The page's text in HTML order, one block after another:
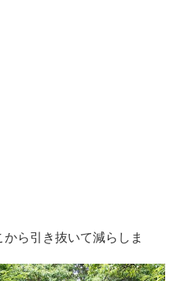
ら引き抜いて減らしま